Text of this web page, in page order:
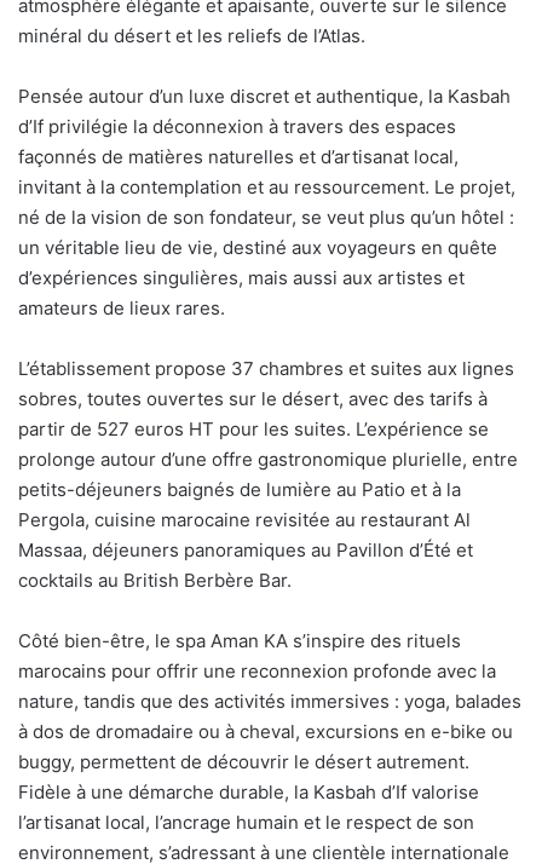
atmosphère élégante et apaisante, ouverte sur le silence
minéral du désert et les reliefs de l’Atlas.
Pensée autour d’un luxe discret et authentique, la Kasbah
d’If privilégie la déconnexion à travers des espaces
façonnés de matières naturelles et d’artisanat local,
invitant à la contemplation et au ressourcement. Le projet,
né de la vision de son fondateur, se veut plus qu’un hôtel :
un véritable lieu de vie, destiné aux voyageurs en quête
d’expériences singulières, mais aussi aux artistes et
amateurs de lieux rares.
L’établissement propose 37 chambres et suites aux lignes
sobres, toutes ouvertes sur le désert, avec des tarifs à
partir de 527 euros HT pour les suites. L’expérience se
prolonge autour d’une offre gastronomique plurielle, entre
petits-déjeuners baignés de lumière au Patio et à la
Pergola, cuisine marocaine revisitée au restaurant Al
Massaa, déjeuners panoramiques au Pavillon d’Été et
cocktails au British Berbère Bar.
Côté bien-être, le spa Aman KA s’inspire des rituels
marocains pour offrir une reconnexion profonde avec la
nature, tandis que des activités immersives : yoga, balades
à dos de dromadaire ou à cheval, excursions en e-bike ou
buggy, permettent de découvrir le désert autrement.
Fidèle à une démarche durable, la Kasbah d’If valorise
l’artisanat local, l’ancrage humain et le respect de son
environnement, s’adressant à une clientèle internationale